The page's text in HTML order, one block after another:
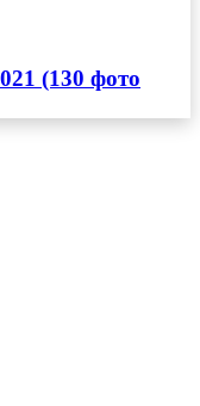
(130 фото